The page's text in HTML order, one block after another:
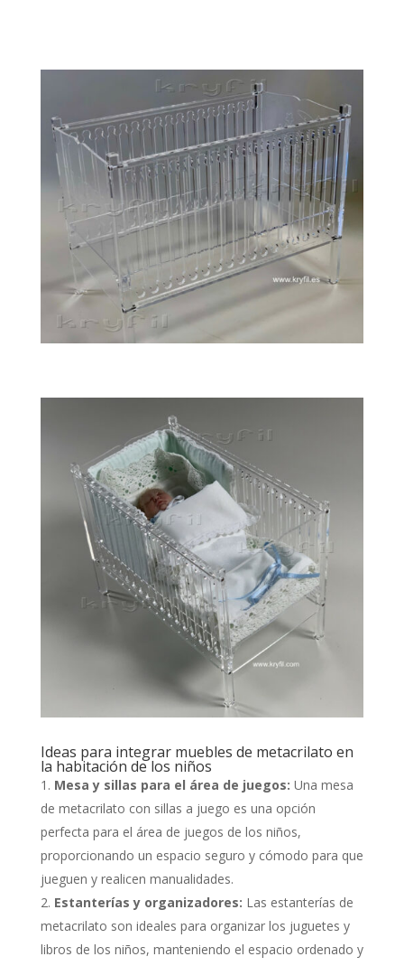
Ideas para integrar muebles de metacrilato en
la habitación de los niños
Mesa y sillas para el área de juegos: Una mesa
de metacrilato con sillas a juego es una opción
perfecta para el área de juegos de los niños,
proporcionando un espacio seguro y cómodo para que
jueguen y realicen manualidades.
Estanterías y organizadores: Las estanterías de
metacrilato son ideales para organizar los juguetes y
libros de los niños, manteniendo el espacio ordenado y